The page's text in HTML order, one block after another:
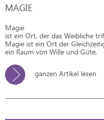
MAGIE
Magie
ist ein Ort, der das Weibliche
Magie ist ein Ort der
ein Raum von Wille und Güte,
ganzen Artikel lesen